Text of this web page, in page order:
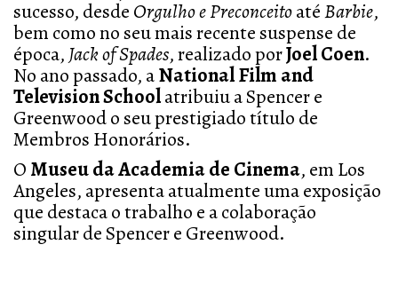
sucesso, desde Orgulho e PreconceitoatéBarbie,
bem como no seu mais recente suspense de
época,Jack of Spades, realizado porJoel Coen.
No ano passado, aNational Film and
Television Schoolatribuiu a Spencer e
Greenwood o seu prestigiado título de
Membros Honorários.
O Museu da Academia de Cinema, em Los
Angeles, apresenta atualmente uma exposição
que destaca o trabalho e a colaboração
singular de Spencer e Greenwood.